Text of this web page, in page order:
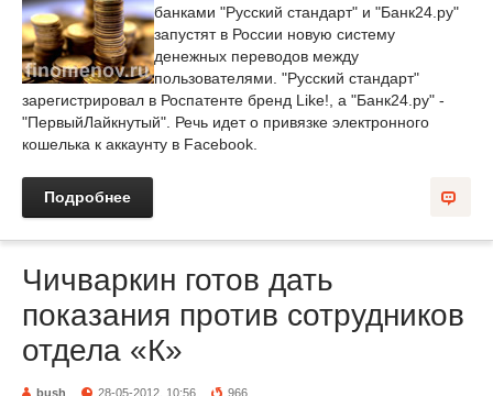
банками "Русский стандарт" и "Банк24.ру"
запустят в России новую систему
денежных переводов между
пользователями. "Русский стандарт"
зарегистрировал в Роспатенте бренд Like!, а "Банк24.ру" -
"ПервыйЛайкнутый". Речь идет о привязке электронного
кошелька к аккаунту в Facebook.
Подробнее
Чичваркин готов дать
показания против сотрудников
отдела «К»
bush 28-05-2012, 10:56 966